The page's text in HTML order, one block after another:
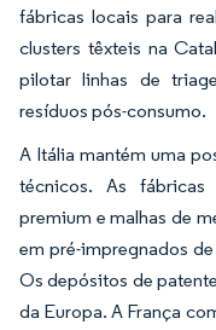
fábricas locais para
clusters têxteis na
pilotar linhas de
resíduos pós-consumo.
A Itália mantém uma
técnicos. As fábricas
premium e malhas de
em pré-impregnados
Os depósitos de
da Europa. A França